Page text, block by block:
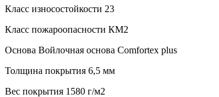
Класс износостойкости 23
Класс пожароопасности КМ2
Основа Войлочная основа Comfortex plus
Толщина покрытия 6,5 мм
Вес покрытия 1580 г/м2